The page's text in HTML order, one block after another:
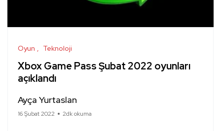
Oyun Teknoloji
Xbox Game Pass Şubat 2022 oyunları
açıklandı
Ayça Yurtaslan
16 Şubat 2022 2dk okuma